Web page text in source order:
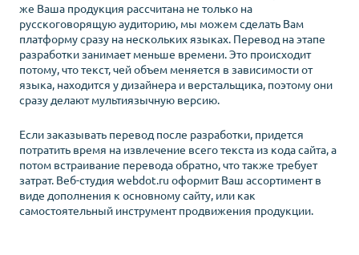
же Ваша продукция рассчитана не только на
русскоговорящую аудиторию, мы можем сделать Вам
платформу сразу на нескольких языках. Перевод на этапе
разработки занимает меньше времени. Это происходит
потому, что текст, чей объем меняется в зависимости от
языка, находится у дизайнера и верстальщика, поэтому они
сразу делают мультиязычную версию.
Если заказывать перевод после разработки, придется
потратить время на извлечение всего текста из кода сайта, а
потом встраивание перевода обратно, что также требует
затрат. Веб-студия webdot.ru оформит Ваш ассортимент в
виде дополнения к основному сайту, или как
самостоятельный инструмент продвижения продукции.